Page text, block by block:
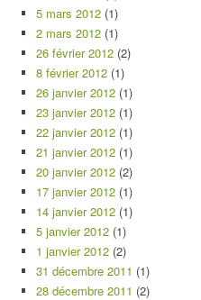
5 mars 2012 (1)
2 mars 2012 (1)
26 février 2012 (2)
8 février 2012 (1)
26 janvier 2012 (1)
23 janvier 2012 (1)
22 janvier 2012 (1)
21 janvier 2012 (1)
20 janvier 2012 (2)
17 janvier 2012 (1)
14 janvier 2012 (1)
5 janvier 2012 (1)
1 janvier 2012 (2)
31 décembre 2011 (1)
28 décembre 2011 (2)